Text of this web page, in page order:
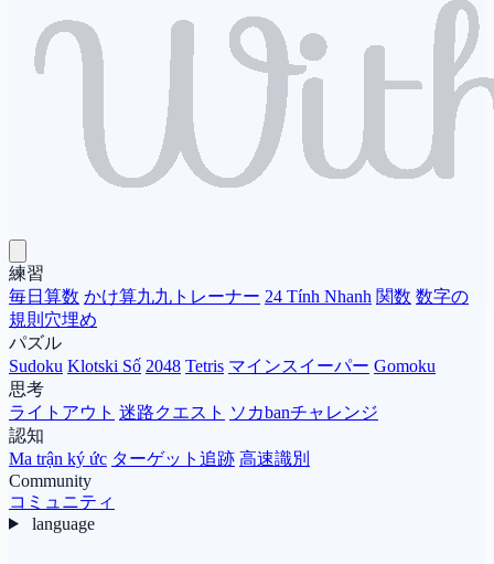
練習
毎日算数 かけ算九九トレーナー 24 Tính Nhanh 関数 数字の
規則穴埋め
パズル
Sudoku Klotski Số 2048 Tetris マインスイーパー Gomoku
思考
ライトアウト 迷路クエスト ソカbanチャレンジ
認知
Ma trận ký ức ターゲット追跡 高速識別
Community
コミュニティ
language